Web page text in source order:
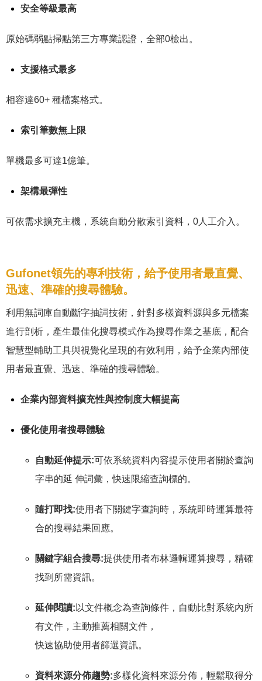
安全等級最高
原始碼弱點掃點第三方專業認證，全部0檢出。
支援格式最多
相容達60+ 種檔案格式。
索引筆數無上限
單機最多可達1億筆。
架構最彈性
可依需求擴充主機，系統自動分散索引資料，0人工介入。
Gufonet領先的專利技術，給予使用者最直覺、
迅速、準確的搜尋體驗。
利用無詞庫自動斷字抽詞技術，針對多樣資料源與多元檔案
進行剖析，產生最佳化搜尋模式作為搜尋作業之基底，配合
智慧型輔助工具與視覺化呈現的有效利用，給予企業內部使
用者最直覺、迅速、準確的搜尋體驗。
企業內部資料擴充性與控制度大幅提高
優化使用者搜尋體驗
自動延伸提示:可依系統資料內容提示使用者關於查詢
字串的延 伸詞彙，快速限縮查詢標的。
隨打即找:使用者下關鍵字查詢時，系統即時運算最符
合的搜尋結果回應。
關鍵字組合搜尋:提供使用者布林邏輯運算搜尋，精確
找到所需資訊。
延伸閱讀: 以文件概念為查詢條件，自動比對系統內所
有文件，主動推薦相關文件，
快速協助使用者篩選資訊。
資料來源分佈趨勢:多樣化資料來源分佈，輕鬆取得分